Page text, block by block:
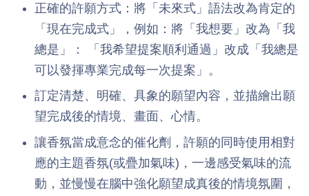
正確的許願方式：將「未來式」語法改為肯定的
「現在完成式」，例如：將「我想要」改為「我
總是」： 「我希望提案順利通過」改成「我總是
可以發揮專業完成每一次提案」。
訂定清楚、明確、具象的願望內容，並描繪出願
望完成後的情境、畫面、心情。
讓香氛當成意念的催化劑，許願的同時使用相對
應的主題香氛(或疊加氣味)，一邊感受氣味的流
動，並慢慢在腦中強化願望成真後的情境氛圍，